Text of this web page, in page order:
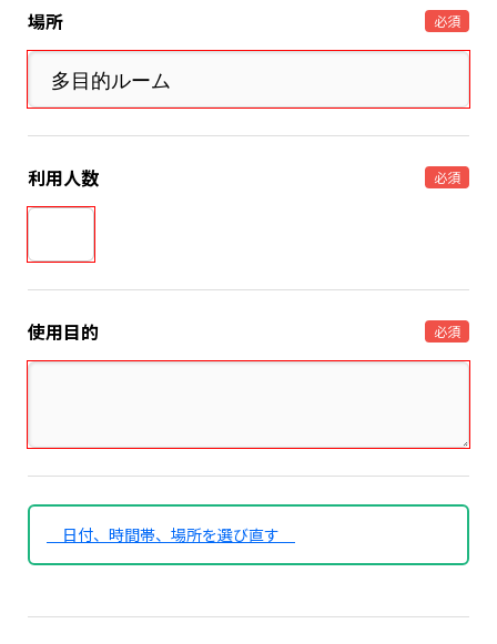
場所 必須
利用人数 必須
使用目的 必須
日付、時間帯、場所を選び直す